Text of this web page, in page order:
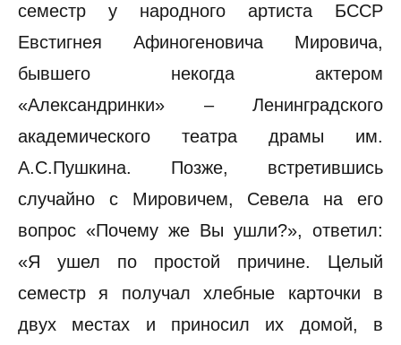
семестр у народного артиста БССР
Евстигнея Афиногеновича Мировича,
бывшего некогда актером
«Александринки» – Ленинградского
академического театра драмы им.
А.С.Пушкина. Позже, встретившись
случайно с Мировичем, Севела на его
вопрос «Почему же Вы ушли?», ответил:
«Я ушел по простой причине. Целый
семестр я получал хлебные карточки в
двух местах и приносил их домой, в